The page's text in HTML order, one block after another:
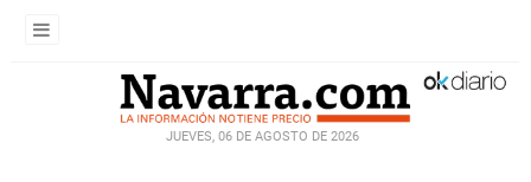
JUEVES, 06 DE AGOSTO DE 2026